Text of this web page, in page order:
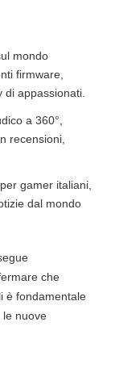
mondo
firmware,
appassionati.
a 360°,
recensioni,
gamer italiani,
dal mondo
che
è fondamentale
le nuove